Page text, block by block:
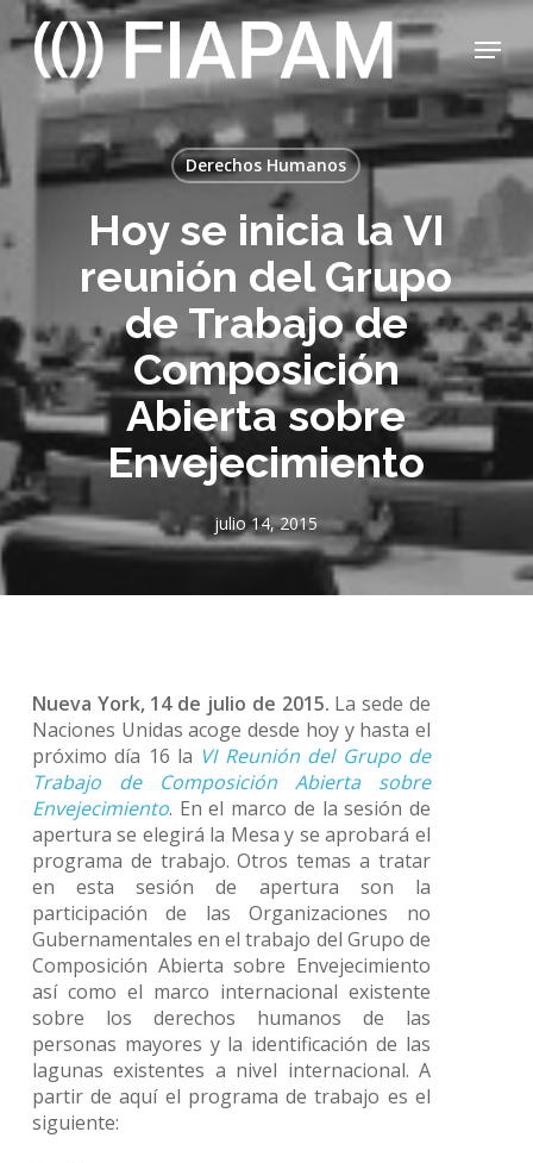
Skip
to
main
content
Menu
Derechos Humanos
Hoy se inicia la VI
reunión del Grupo
de Trabajo de
Composición
Abierta sobre
Envejecimiento
julio 14, 2015
Nueva York, 14 de julio de 2015. La sede de
Naciones Unidas acoge desde hoy y hasta el
próximo día 16 la VI Reunión del Grupo de
Trabajo de Composición Abierta sobre
Envejecimiento. En el marco de la sesión de
apertura se elegirá la Mesa y se aprobará el
programa de trabajo. Otros temas a tratar
en esta sesión de apertura son la
participación de las Organizaciones no
Gubernamentales en el trabajo del Grupo de
Composición Abierta sobre Envejecimiento
así como el marco internacional existente
sobre los derechos humanos de las
personas mayores y la identificación de las
lagunas existentes a nivel internacional. A
partir de aquí el programa de trabajo es el
siguiente:
Close
Menu